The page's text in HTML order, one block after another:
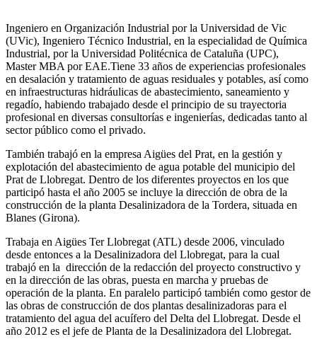
Ingeniero en Organización Industrial por la Universidad de Vic
(UVic), Ingeniero Técnico Industrial, en la especialidad de Química
Industrial, por la Universidad Politécnica de Cataluña (UPC),
Master MBA por EAE.Tiene 33 años de experiencias profesionales
en desalación y tratamiento de aguas residuales y potables, así como
en infraestructuras hidráulicas de abastecimiento, saneamiento y
regadío, habiendo trabajado desde el principio de su trayectoria
profesional en diversas consultorías e ingenierías, dedicadas tanto al
sector público como el privado.
También trabajó en la empresa Aigües del Prat, en la gestión y
explotación del abastecimiento de agua potable del municipio del
Prat de Llobregat. Dentro de los diferentes proyectos en los que
participó hasta el año 2005 se incluye la dirección de obra de la
construcción de la planta Desalinizadora de la Tordera, situada en
Blanes (Girona).
Trabaja en Aigües Ter Llobregat (ATL) desde 2006, vinculado
desde entonces a la Desalinizadora del Llobregat, para la cual
trabajó en la dirección de la redacción del proyecto constructivo y
en la dirección de las obras, puesta en marcha y pruebas de
operación de la planta. En paralelo participó también como gestor de
las obras de construcción de dos plantas desalinizadoras para el
tratamiento del agua del acuífero del Delta del Llobregat. Desde el
año 2012 es el jefe de Planta de la Desalinizadora del Llobregat.